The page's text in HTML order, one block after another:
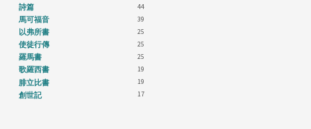
詩篇 44
馬可福音 39
以弗所書 25
使徒行傳 25
羅馬書 25
歌羅西書 19
腓立比書 19
創世記 17